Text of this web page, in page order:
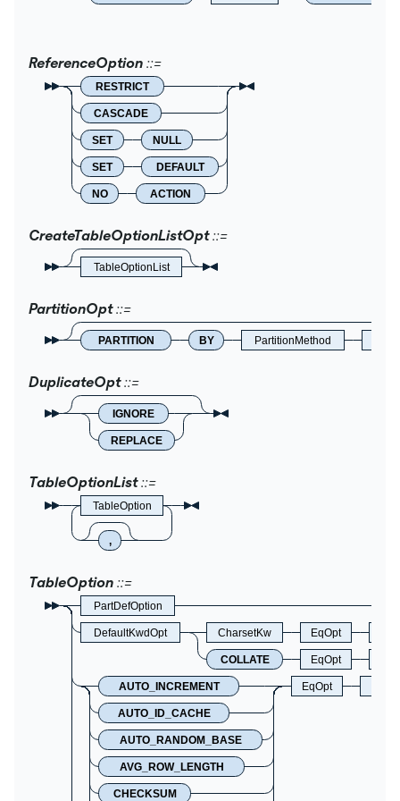
ReferenceOption
RESTRICT
CASCADE
SET NULL
SET DEFAULT
NO ACTION
CreateTableOptionListOpt
TableOptionList
PartitionOpt
PARTITION BY PartitionMethod
DuplicateOpt
IGNORE
REPLACE
TableOptionList
TableOption
,
TableOption
PartDefOption
DefaultKwdOpt CharsetKw EqOpt
COLLATE EqOpt
AUTO_INCREMENT
AUTO_ID_CACHE
AUTO_RANDOM_BASE
AVG_ROW_LENGTH
CHECKSUM
EqOpt